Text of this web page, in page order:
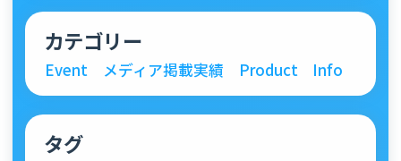
カテゴリー
Event メディア掲載実績 Product Info
タグ